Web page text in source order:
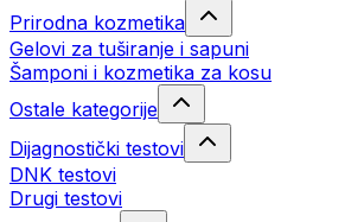
Prirodna kozmetika
Gelovi za tuširanje i sapuni
Šamponi i kozmetika za kosu
Ostale kategorije
Dijagnostički testovi
DNK testovi
Drugi testovi